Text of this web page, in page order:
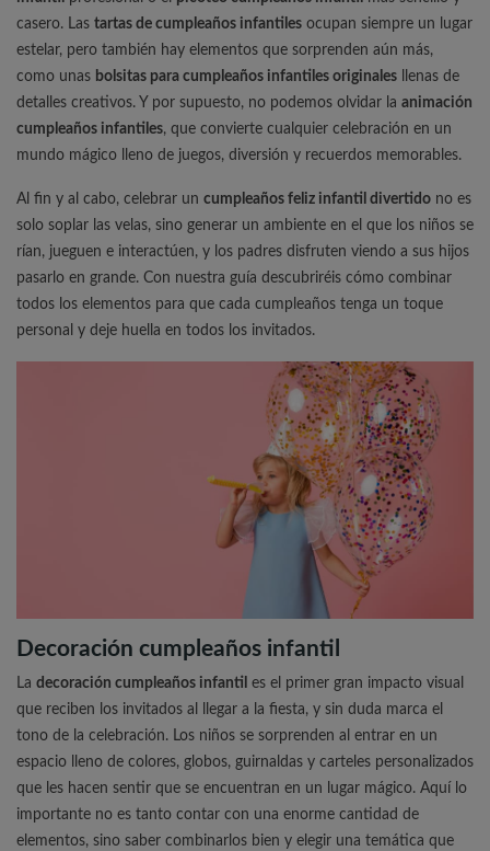
casero. Las tartas de cumpleaños infantiles ocupan siempre un lugar
estelar, pero también hay elementos que sorprenden aún más,
como unas bolsitas para cumpleaños infantiles originales llenas de
detalles creativos. Y por supuesto, no podemos olvidar la animación
cumpleaños infantiles, que convierte cualquier celebración en un
mundo mágico lleno de juegos, diversión y recuerdos memorables.
Al fin y al cabo, celebrar un cumpleaños feliz infantil divertido no es
solo soplar las velas, sino generar un ambiente en el que los niños se
rían, jueguen e interactúen, y los padres disfruten viendo a sus hijos
pasarlo en grande. Con nuestra guía descubriréis cómo combinar
todos los elementos para que cada cumpleaños tenga un toque
personal y deje huella en todos los invitados.
Decoración cumpleaños infantil
La decoración cumpleaños infantil es el primer gran impacto visual
que reciben los invitados al llegar a la fiesta, y sin duda marca el
tono de la celebración. Los niños se sorprenden al entrar en un
espacio lleno de colores, globos, guirnaldas y carteles personalizados
que les hacen sentir que se encuentran en un lugar mágico. Aquí lo
importante no es tanto contar con una enorme cantidad de
elementos, sino saber combinarlos bien y elegir una temática que